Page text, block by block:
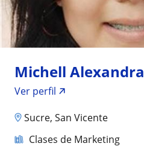
Michell Alexandra
Ver perfil
Sucre, San Vicente
Clases de Marketing